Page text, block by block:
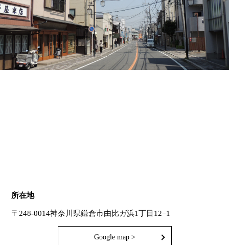
所在地
〒248-0014神奈川県鎌倉市由比ガ浜1丁目12−1
Google map >